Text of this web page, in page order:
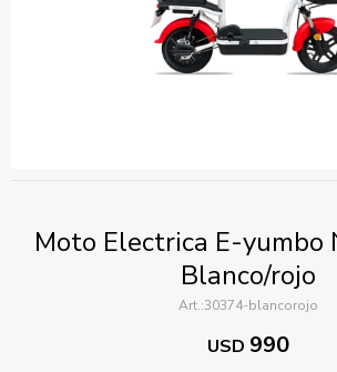
Moto Electrica E-yumbo
Blanco/rojo
30374-blancorojo
USD 990
Correo electrónico